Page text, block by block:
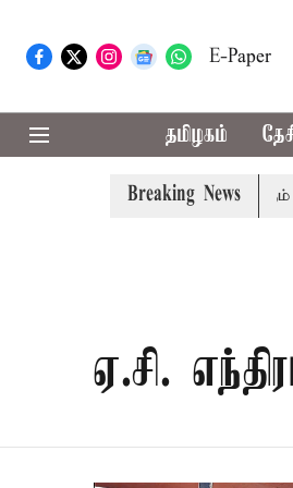
E-Paper
தமிழகம்
Breaking News
நாடாளுமன்ற இரு அவைகளுக்கும்
ஏ.சி.